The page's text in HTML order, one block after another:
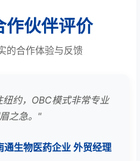
作伙伴评价
的合作体验与反馈
约，OBC模式非常专业
之急。"
通生物医药企业 外贸经理